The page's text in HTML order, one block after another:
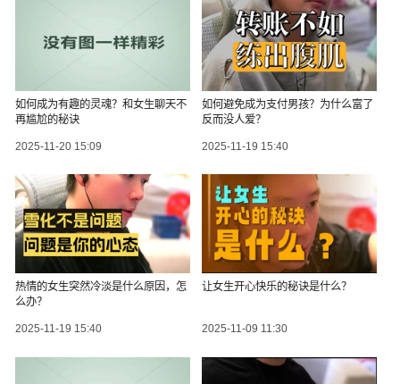
如何成为有趣的灵魂？和女生聊天不
再尴尬的秘诀
2025-11-20 15:09
如何避免成为支付男孩？为什么富了
反而没人爱？
2025-11-19 15:40
热情的女生突然冷淡是什么原因，怎
么办？
2025-11-19 15:40
让女生开心快乐的秘诀是什么？
2025-11-09 11:30